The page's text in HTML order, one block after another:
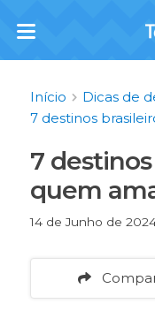
Início
Dicas de
7 destinos
7
quem
14 de Junho de